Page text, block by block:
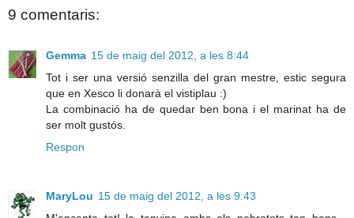
9 comentaris:
Gemma 15 de maig del 2012, a les 8:44
Tot i ser una versió senzilla del gran mestre, estic segura
que en Xesco li donarà el vistiplau :)
La combinació ha de quedar ben bona i el marinat ha de
ser molt gustós.
Respon
MaryLou 15 de maig del 2012, a les 9:43